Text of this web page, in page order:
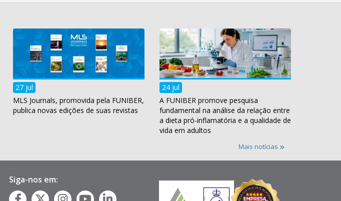
27 jul
MLS Journals, promovida pela FUNIBER,
publica novas edições de suas revistas
24 jul
A FUNIBER promove pesquisa
fundamental na análise da relação entre
a dieta pró-inflamatória e a qualidade de
vida em adultos
Mais notícias
Siga-nos em: